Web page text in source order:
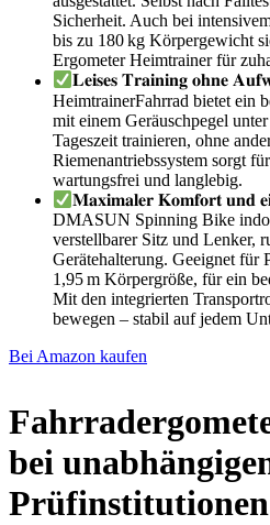
Sicherheit. Auch bei
bis zu 180 kg Körpergewicht
Ergometer Heimtrainer für
𝐋𝐞𝐢𝐬𝐞𝐬 𝐓𝐫𝐚𝐢𝐧𝐢𝐧𝐠 𝐨𝐡𝐧𝐞
HeimtrainerFahrrad bietet ein
mit einem Geräuschpegel
Tageszeit trainieren, ohne
Riemenantriebssystem sorgt
wartungsfrei und langlebig.
𝐌𝐚𝐱𝐢𝐦𝐚𝐥𝐞𝐫 𝐊𝐨𝐦𝐟𝐨𝐫𝐭 𝐮𝐧𝐝
DMASUN Spinning Bike
verstellbarer Sitz und Lenker,
Gerätehalterung. Geeignet für
1,95 m Körpergröße, für ein
Mit den integrierten
bewegen – stabil auf jedem
Bei Amazon kaufen
bei
Prüfinstitutionen